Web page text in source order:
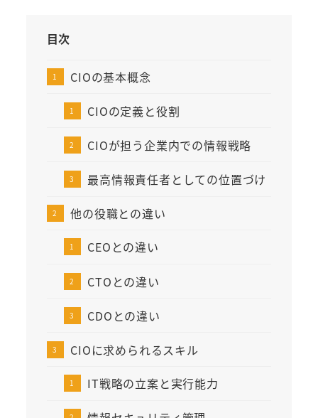
目次
CIOの基本概念
CIOの定義と役割
CIOが担う企業内での情報戦略
最高情報責任者としての位置づけ
他の役職との違い
CEOとの違い
CTOとの違い
CDOとの違い
CIOに求められるスキル
IT戦略の立案と実行能力